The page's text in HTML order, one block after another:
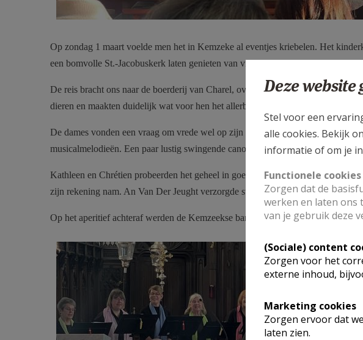
Op zondag 1 maart voelde men het in Kemzeke al eventjes kriebelen. Het
een bomvolle St.-Jacobuskerk laten genieten van vreugdevolle klanken.
De reis bracht ons naar de boerderij van Charel, over de regenbogen, tot in
dieren en maakten duidelijk wat voor hen het allerbelangrijkste was: ‘ik wil
De dames vonden een vraag om vrede wel op zijn plaats in deze onrustige tijd,
musicalmelodieën. Een paar lustig swingende canons brachten het publiek
Kathleen en Chrétien probeerden het geheel in goede banen te leiden terwijl
zijn rekening nam. An Van Der Jeught verzorgde stijlvol de presentatie.
Op het aperitief achteraf werden de Kemzeekse banden extra aangehaald. Een
concert - IMG_5175 bewerkt.jpeg
Deze website
Stel voor een
alle cookies. Bekijk
informatie of om je
Functionele cookies
Zorgen dat de
werken en laten ons
van je gebruik deze
(Sociale) content
Zorgen voor het
externe inhoud,
Marketing cookies
Zorgen ervoor dat
laten zien.